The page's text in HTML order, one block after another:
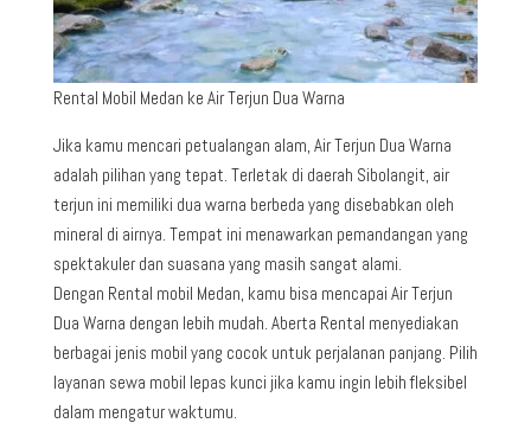
Rental Mobil Medan ke Air Terjun Dua Warna
Jika kamu mencari petualangan alam, Air Terjun Dua Warna
adalah pilihan yang tepat. Terletak di daerah Sibolangit, air
terjun ini memiliki dua warna berbeda yang disebabkan oleh
mineral di airnya. Tempat ini menawarkan pemandangan yang
spektakuler dan suasana yang masih sangat alami.
Dengan Rental mobil Medan, kamu bisa mencapai Air Terjun
Dua Warna dengan lebih mudah. Aberta Rental menyediakan
berbagai jenis mobil yang cocok untuk perjalanan panjang. Pilih
layanan sewa mobil lepas kunci jika kamu ingin lebih fleksibel
dalam mengatur waktumu.